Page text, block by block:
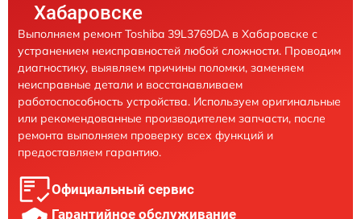
Хабаровске
Выполняем ремонт Toshiba 39L3769DA в Хабаровске с
устранением неисправностей любой сложности. Проводим
диагностику, выявляем причины поломки, заменяем
неисправные детали и восстанавливаем
работоспособность устройства. Используем оригинальные
или рекомендованные производителем запчасти, после
ремонта выполняем проверку всех функций и
предоставляем гарантию.
Официальный сервис
Гарантийное обслуживание